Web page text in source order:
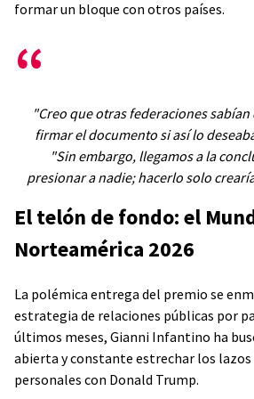
formar un bloque con otros países.
"Creo que otras federaciones
firmar el documento si así lo
"Sin embargo, llegamos a la
presionar a nadie; hacerlo solo
El telón de fondo: el
Norteamérica 2026
La polémica entrega del premio se
estrategia de relaciones públicas por
últimos meses, Gianni Infantino ha
abierta y constante estrechar los
personales con Donald Trump.